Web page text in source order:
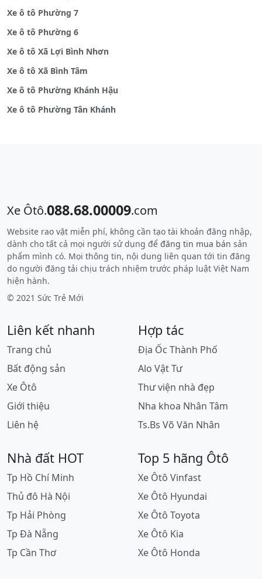
Xe ô tô Phường 7
Xe ô tô Phường 6
Xe ô tô Xã Lợi Bình Nhơn
Xe ô tô Xã Bình Tâm
Xe ô tô Phường Khánh Hậu
Xe ô tô Phường Tân Khánh
Xe Ôtô.088.68.00009.com
Website rao vặt miễn phí, không cần tạo tài khoản đăng nhập,
dành cho tất cả mọi người sử dụng để đăng tin mua bán sản
phẩm mình có. Mọi thông tin, nội dung liên quan tới tin đăng
do người đăng tải chịu trách nhiệm trước pháp luật Việt Nam
hiện hành.
© 2021 Sức Trẻ Mới
Liên kết nhanh
Trang chủ
Bất động sản
Xe Ôtô
Giới thiệu
Liên hệ
Hợp tác
Địa Ốc Thành Phố
Alo Vật Tư
Thư viện nhà đẹp
Nha khoa Nhân Tâm
Ts.Bs Võ Văn Nhân
Nhà đất HOT
Tp Hồ Chí Minh
Thủ đô Hà Nội
Tp Hải Phòng
Tp Đà Nẵng
Tp Cần Thơ
Top 5 hãng Ôtô
Xe Ôtô Vinfast
Xe Ôtô Hyundai
Xe Ôtô Toyota
Xe Ôtô Kia
Xe Ôtô Honda